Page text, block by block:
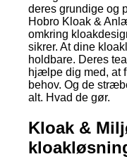
deres grundige og
Hobro Kloak &
omkring
sikrer. At dine
holdbare. Deres
hjælpe dig med, at
behov. Og de
alt. Hvad de gør.
Kloak &